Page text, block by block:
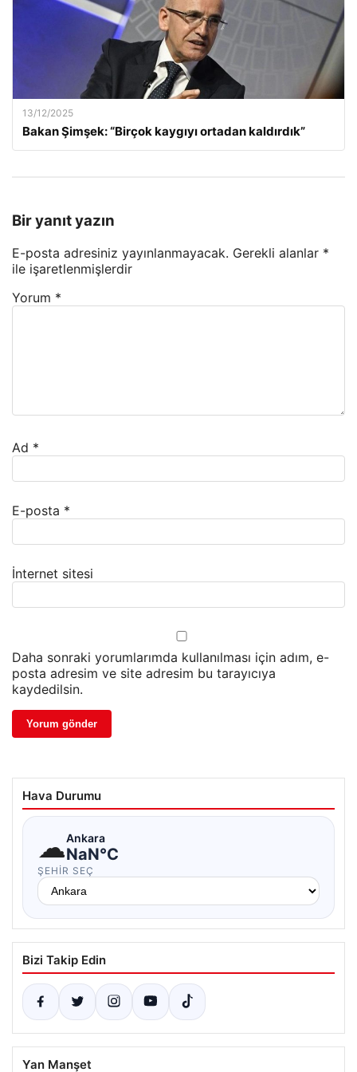
13/12/2025
Bakan Şimşek: “Birçok kaygıyı ortadan kaldırdık”
Bir yanıt yazın
E-posta adresiniz yayınlanmayacak. Gerekli alanlar *
ile işaretlenmişlerdir
Yorum *
Ad *
E-posta *
İnternet sitesi
Daha sonraki yorumlarımda kullanılması için adım, e-
posta adresim ve site adresim bu tarayıcıya
kaydedilsin.
Hava Durumu
☁Ankara
NaN°C
ŞEHIR SEÇ
Bizi Takip Edin
Yan Manşet